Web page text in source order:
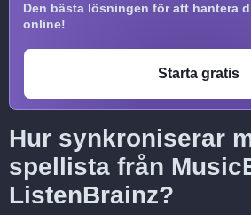
Den bästa lösningen för att hantera
online!
Starta gratis
Hur synkroniserar
spellista från
ListenBrainz?